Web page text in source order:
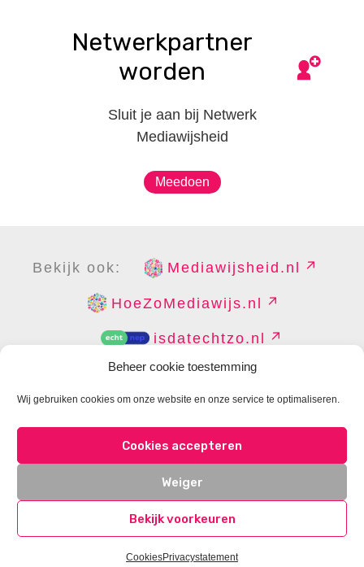
Beheer cookie toestemming
Wij gebruiken cookies om onze website en onze service te optimaliseren.
Cookies accepteren
Weiger
Bekijk voorkeuren
CookiesPrivacystatement
Netwerkpartner
worden
Sluit je aan bij Netwerk
Mediawijsheid
Meedoen
Bekijk ook: Mediawijsheid.nl
HoeZoMediawijs.nl
isdatechtzo.nl
DISCLAIMER PRIVACY
CONTACT
COOKIES BEHEREN